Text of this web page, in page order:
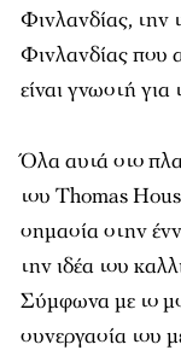
Φινλανδίας, την
Φινλανδίας που
είναι γνωστή για
Όλα αυτά στο
του Thomas
σημασία στην
την ιδέα του
Σύμφωνα με το
συνεργασία του